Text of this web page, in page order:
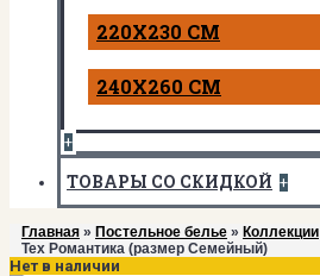
220Х230 СМ
240Х260 СМ
+
ТОВАРЫ СО СКИДКОЙ +
Главная » Постельное белье » Коллекции
Tex Романтика (размер Семейный)
Нет в наличии